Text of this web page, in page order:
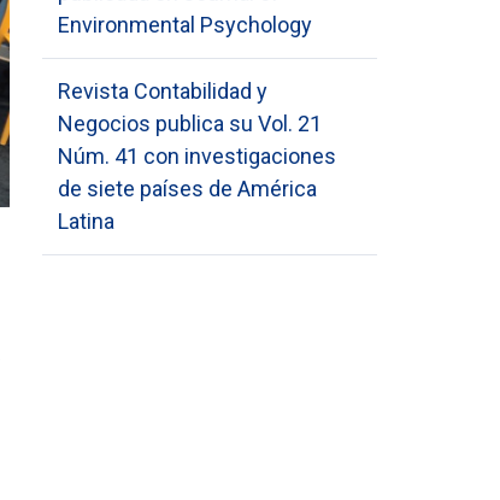
Environmental Psychology
Revista Contabilidad y
Negocios publica su Vol. 21
Núm. 41 con investigaciones
de siete países de América
Latina